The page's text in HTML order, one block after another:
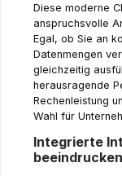
Diese moderne
anspruchsvolle
Egal, ob Sie an
Datenmengen
gleichzeitig
herausragende
Rechenleistung
Wahl für
Integrierte